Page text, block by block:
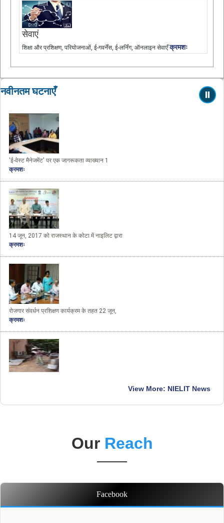
सेवाएं
शिक्षा और प्रशिक्षण, परियोजनाओं, ई-गवर्नेंस, ई-लर्निंग, ऑनलाइन सेवाएँ क्रमशः
नवीनतम घटनाएँ
'ई-वेस्ट मैनेजमेंट' पर एक जागरूकता व्याख्यान 1
क्रमशः
14 जून, 2017 को राजस्थान के कोटा में नाइलिट द्वारा
क्रमशः
रोजगार संवर्धन प्रशिक्षण कार्यक्रम के तहत 22 जून,
क्रमशः
View More: NIELIT News
Our Reach
Facebook